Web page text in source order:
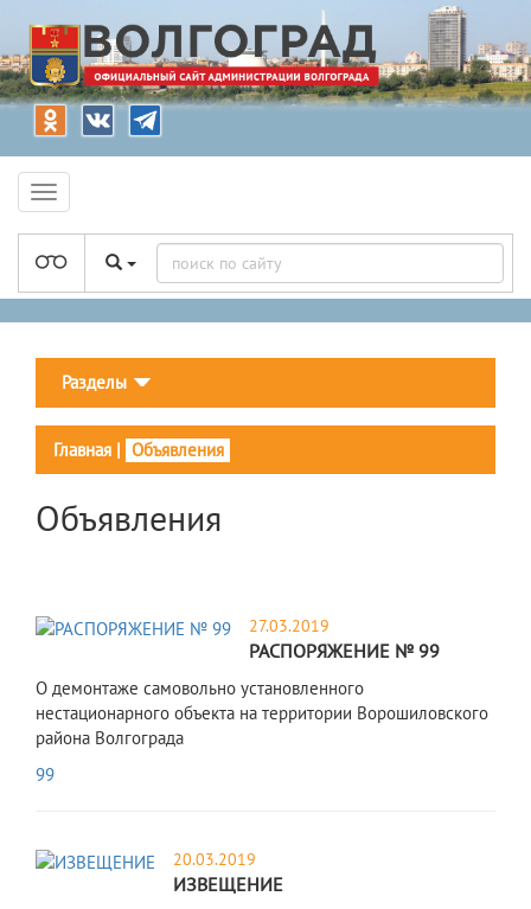
Разделы
Главная | Объявления
Объявления
27.03.2019
РАСПОРЯЖЕНИЕ № 99
О демонтаже самовольно установленного
нестационарного объекта на территории Ворошиловского
района Волгограда
99
20.03.2019
ИЗВЕЩЕНИЕ